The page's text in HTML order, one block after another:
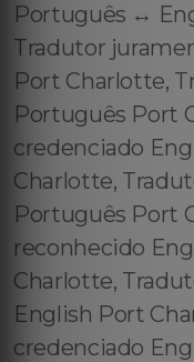
Português ↔️
Tradutor
Port Charlotte,
Português Port
credenciado
Charlotte,
Português Port
reconhecido
Charlotte,
English Port
credenciado